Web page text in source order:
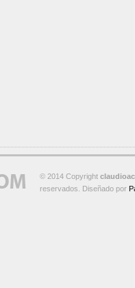
© 2014 Copyright
reservados. Diseñado por